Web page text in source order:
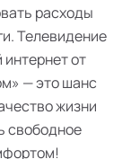
расходы
Телевидение
от
— это шанс
жизни
свободное